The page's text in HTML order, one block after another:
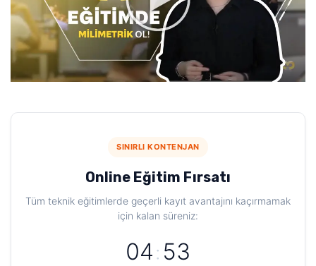
SINIRLI KONTENJAN
Online Eğitim Fırsatı
Tüm teknik eğitimlerde geçerli kayıt avantajını kaçırmamak
için kalan süreniz:
04: 52